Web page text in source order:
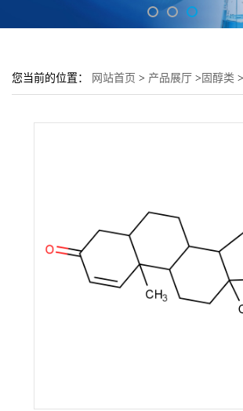
您当前的位置： 网站首页 > 产品展厅 > 固醇类 >